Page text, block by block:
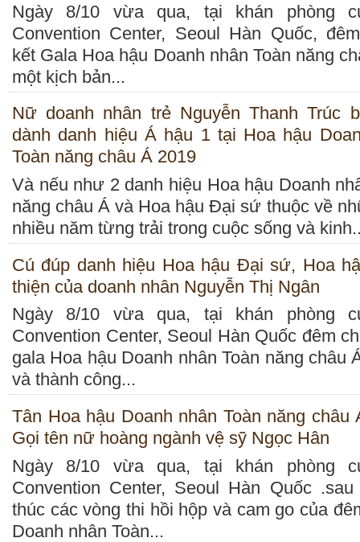
Ngày 8/10 vừa qua, tại khán phòng
Convention Center, Seoul Hàn Quốc,
kết Gala Hoa hậu Doanh nhân Toàn năng
một kịch bản...
Nữ doanh nhân trẻ Nguyễn Thanh Trúc
dành danh hiệu Á hậu 1 tại Hoa hậu
Toàn năng châu Á 2019
Và nếu như 2 danh hiệu Hoa hậu Doanh
năng châu Á và Hoa hậu Đại sứ thuộc về
nhiều năm từng trải trong cuộc sống và
Cú đúp danh hiệu Hoa hậu Đại sứ, Hoa
thiện của doanh nhân Nguyễn Thị Ngân
Ngày 8/10 vừa qua, tại khán phòng
Convention Center, Seoul Hàn Quốc đêm
gala Hoa hậu Doanh nhân Toàn năng châu
và thành công...
Tân Hoa hậu Doanh nhân Toàn năng châu
Gọi tên nữ hoàng ngành vệ sỹ Ngọc Hân
Ngày 8/10 vừa qua, tại khán phòng
Convention Center, Seoul Hàn Quốc
thúc các vòng thi hồi hộp và cam go của
Doanh nhân Toàn...